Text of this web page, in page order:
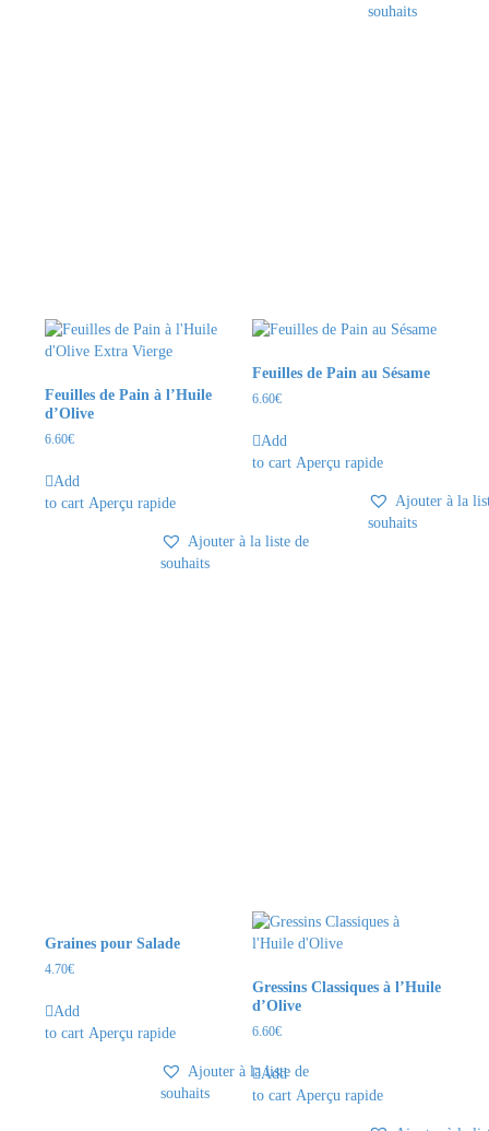
souhaits
Feuilles de Pain à l’Huile
d’Olive
6.60€
Add
to cart Aperçu rapide
Ajouter à la liste de
souhaits
Feuilles de Pain au Sésame
6.60€
Add
to cart Aperçu rapide
Ajouter à la
souhaits
Graines pour Salade
4.70€
Add
to cart Aperçu rapide
Ajouter à la liste de
souhaits
Gressins Classiques à l’Huile
d’Olive
6.60€
Add
to cart Aperçu rapide